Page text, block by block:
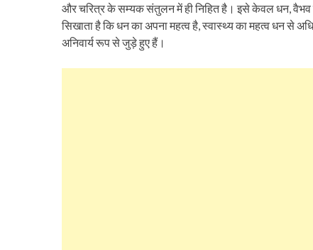
और चरित्र के सम्यक संतुलन में ही निहित है। इसे केवल धन, वैभव
सिखाता है कि धन का अपना महत्व है, स्वास्थ्य का महत्व धन से
अनिवार्य रूप से जुड़े हुए हैं।